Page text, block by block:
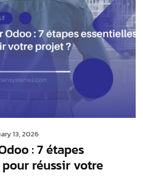
13, 2026
: 7 étapes
réussir votre